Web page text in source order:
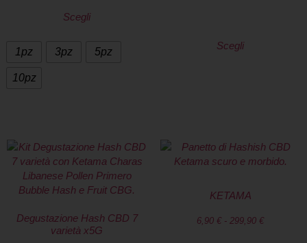
Scegli
1pz 3pz 5pz
10pz
Scegli
Degustazione Hash CBD 7
varietà x5G
KETAMA
6,90 € - 299,90 €